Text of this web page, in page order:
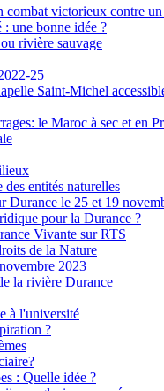
combat victorieux contre un
une bonne idée ?
rivière sauvage
25
Saint-Michel
le Maroc à sec et en
entités naturelles
Durance le 25 et 19
pour la Durance ?
Vivante sur RTS
de la Nature
2023
la rivière Durance
à l'université
?
: Quelle idée ?